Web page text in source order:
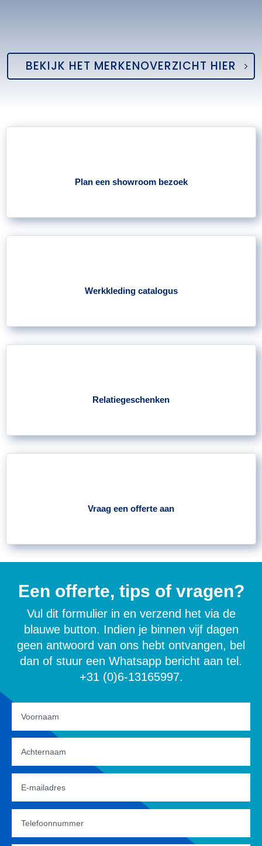
BEKIJK HET MERKENOVERZICHT HIER
Plan een showroom bezoek
Werkkleding catalogus
Relatiegeschenken
Vraag een offerte aan
Een offerte, tips of vragen?
Vul dit formulier in en verzend het via de
blauwe button. Indien je binnen vijf dagen
geen antwoord van ons hebt ontvangen, bel
dan of stuur een Whatsapp bericht aan tel.
+31 (0)6-13165997.